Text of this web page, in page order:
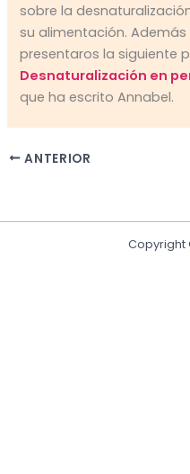
sobre la
su alimentación.
presentaros la siguiente
Desnaturalización en
que ha escrito Annabel.
ANTERIOR
Copyright